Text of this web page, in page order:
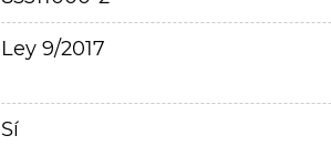
Ley 9/2017
Sí